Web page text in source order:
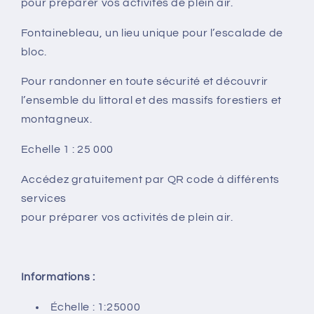
pour préparer vos activités de plein air.
Fontainebleau, un lieu unique pour l’escalade de
bloc.
Pour randonner en toute sécurité et découvrir
l’ensemble du littoral et des massifs forestiers et
montagneux.
Echelle 1 : 25 000
Accédez gratuitement par QR code à différents
services
pour préparer vos activités de plein air.
Informations :
Échelle : 1:25000